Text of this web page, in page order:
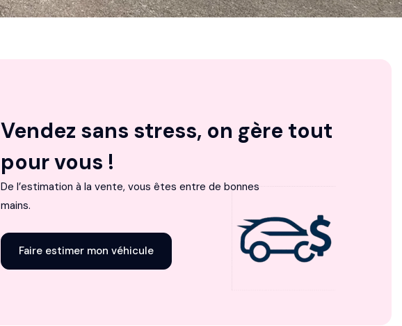
Vendez sans stress, on gère tout
pour vous !
De l’estimation à la vente, vous êtes entre de bonnes
mains.
Faire estimer mon véhicule